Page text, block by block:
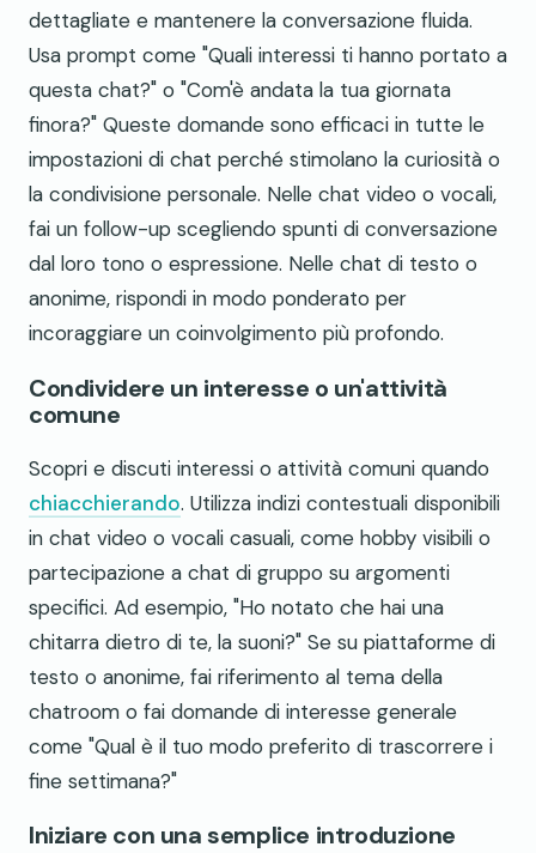
dettagliate e mantenere la conversazione fluida.
Usa prompt come "Quali interessi ti hanno portato a
questa chat?" o "Com'è andata la tua giornata
finora?" Queste domande sono efficaci in tutte le
impostazioni di chat perché stimolano la curiosità o
la condivisione personale. Nelle chat video o vocali,
fai un follow-up scegliendo spunti di conversazione
dal loro tono o espressione. Nelle chat di testo o
anonime, rispondi in modo ponderato per
incoraggiare un coinvolgimento più profondo.
Condividere un interesse o un'attività
comune
Scopri e discuti interessi o attività comuni quando
chiacchierando. Utilizza indizi contestuali disponibili
in chat video o vocali casuali, come hobby visibili o
partecipazione a chat di gruppo su argomenti
specifici. Ad esempio, "Ho notato che hai una
chitarra dietro di te, la suoni?" Se su piattaforme di
testo o anonime, fai riferimento al tema della
chatroom o fai domande di interesse generale
come "Qual è il tuo modo preferito di trascorrere i
fine settimana?"
Iniziare con una semplice introduzione